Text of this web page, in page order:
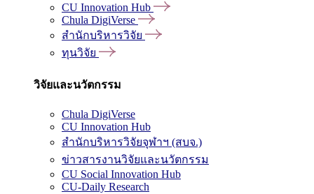
CU Innovation Hub
Chula DigiVerse
สำนักบริหารวิจัย
ทุนวิจัย
วิจัยและนวัตกรรม
Chula DigiVerse
CU Innovation Hub
สำนักบริหารวิจัยจุฬาฯ (สบจ.)
ข่าวสารงานวิจัยและนวัตกรรม
CU Social Innovation Hub
CU-Daily Research